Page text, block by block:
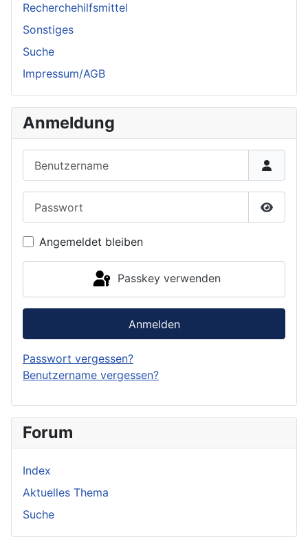
Recherchehilfsmittel
Sonstiges
Suche
Impressum/AGB
Anmeldung
Angemeldet bleiben
Passkey verwenden
Anmelden
Passwort vergessen?
Benutzername vergessen?
Forum
Index
Aktuelles Thema
Suche